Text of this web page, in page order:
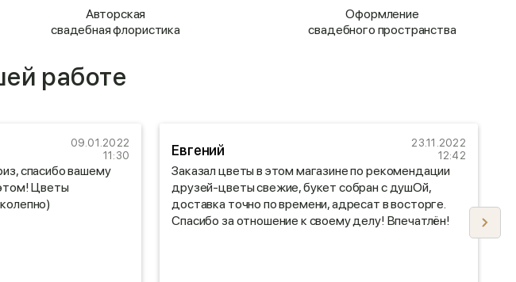
Авторская
свадебная флористика
Оформление
свадебного пространства
работе
09.01.2022
11:30
спасибо вашему
Цветы
Евгений
23.11.2022
12:42
Заказал цветы в этом магазине по рекомендации
друзей-цветы свежие, букет собран с душОй,
доставка точно по времени, адресат в восторге.
Спасибо за отношение к своему делу! Впечатлён!